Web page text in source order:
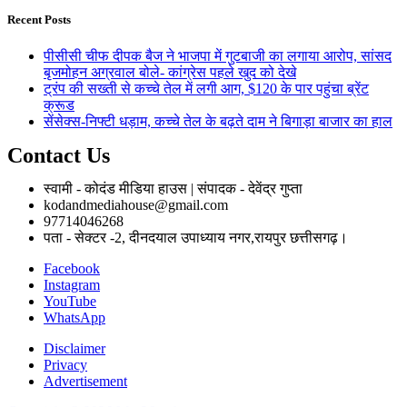
Recent Posts
पीसीसी चीफ दीपक बैज ने भाजपा में गुटबाजी का लगाया आरोप, सांसद
बृजमोहन अग्रवाल बोले- कांग्रेस पहले खुद को देखे
ट्रंप की सख्ती से कच्चे तेल में लगी आग, $120 के पार पहुंचा ब्रेंट
क्रूड
सेंसेक्स-निफ्टी धड़ाम, कच्चे तेल के बढ़ते दाम ने बिगाड़ा बाजार का हाल
Contact Us
स्वामी - कोदंड मीडिया हाउस | संपादक - देवेंद्र गुप्ता
kodandmediahouse@gmail.com
97714046268
पता - सेक्टर -2, दीनदयाल उपाध्याय नगर,रायपुर छत्तीसगढ़।
Facebook
Instagram
YouTube
WhatsApp
Disclaimer
Privacy
Advertisement